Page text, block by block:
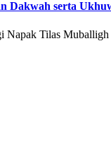
Dakwah serta
Napak Tilas Muballigh